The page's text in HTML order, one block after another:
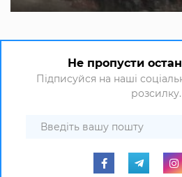
Не пропусти
Підписуйся на наші
розсилку.